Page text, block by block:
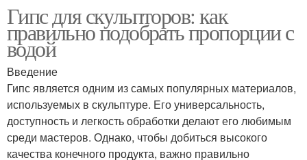
Гипс для скульпторов: как
правильно подобрать пропорции с
водой
Введение
Гипс является одним из самых популярных материалов,
используемых в скульптуре. Его универсальность,
доступность и легкость обработки делают его любимым
среди мастеров. Однако, чтобы добиться высокого
качества конечного продукта, важно правильно